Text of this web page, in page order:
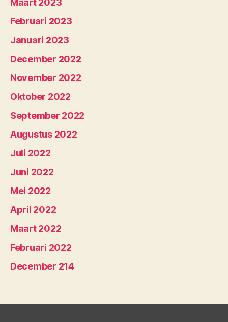
Maart 2023
Februari 2023
Januari 2023
December 2022
November 2022
Oktober 2022
September 2022
Augustus 2022
Juli 2022
Juni 2022
Mei 2022
April 2022
Maart 2022
Februari 2022
December 214